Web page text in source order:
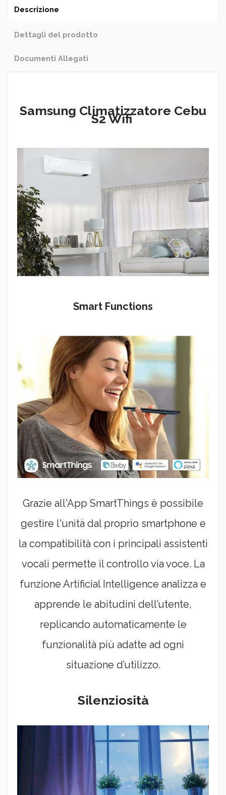
Descrizione
Dettagli del prodotto
Documenti Allegati
Samsung Climatizzatore Cebu
S2 Wifi
Smart Functions
Grazie all'App SmartThings è possibile
gestire l'unità dal proprio smartphone e
la compatibilità con i principali assistenti
vocali permette il controllo via voce. La
funzione Artificial Intelligence analizza e
apprende le abitudini dell’utente,
replicando automaticamente le
funzionalità più adatte ad ogni
situazione d’utilizzo.
Silenziosità